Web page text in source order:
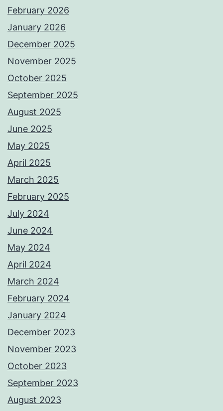
February 2026
January 2026
December 2025
November 2025
October 2025
September 2025
August 2025
June 2025
May 2025
April 2025
March 2025
February 2025
July 2024
June 2024
May 2024
April 2024
March 2024
February 2024
January 2024
December 2023
November 2023
October 2023
September 2023
August 2023